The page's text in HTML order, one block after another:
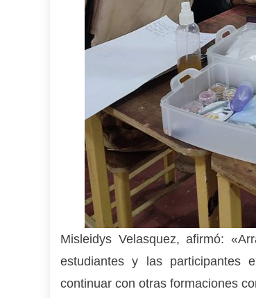
Misleidys Velasquez, afirmó:
estudiantes y las participantes
continuar con otras formaciones